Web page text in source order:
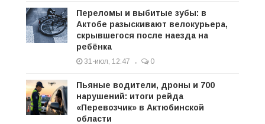
Переломы и выбитые зубы: в
Актобе разыскивают велокурьера,
скрывшегося после наезда на
ребёнка
31-июл, 12:47 0
Пьяные водители, дроны и 700
нарушений: итоги рейда
«Перевозчик» в Актюбинской
области